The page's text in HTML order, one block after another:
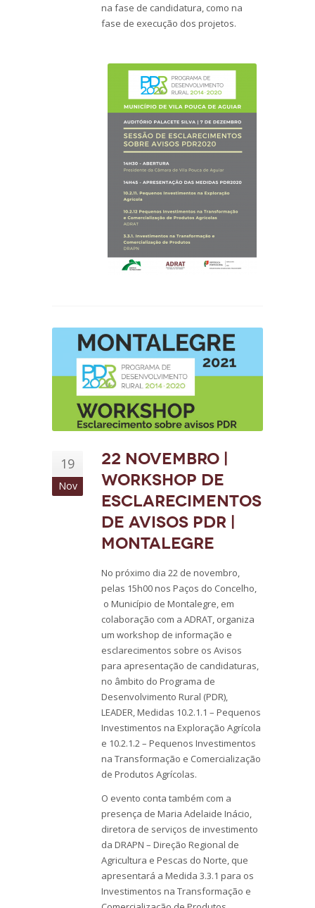
na fase de candidatura, como na
fase de execução dos projetos.
19
Nov
22 novembro |
Workshop de
esclarecimentos
de avisos PDR |
Montalegre
No próximo dia 22 de novembro,
pelas 15h00 nos Paços do Concelho,
o Município de Montalegre, em
colaboração com a ADRAT, organiza
um workshop de informação e
esclarecimentos sobre os Avisos
para apresentação de candidaturas,
no âmbito do Programa de
Desenvolvimento Rural (PDR),
LEADER, Medidas 10.2.1.1 – Pequenos
Investimentos na Exploração Agrícola
e 10.2.1.2 – Pequenos Investimentos
na Transformação e Comercialização
de Produtos Agrícolas.
O evento conta também com a
presença de Maria Adelaide Inácio,
diretora de serviços de investimento
da DRAPN – Direção Regional de
Agricultura e Pescas do Norte, que
apresentará a Medida 3.3.1 para os
Investimentos na Transformação e